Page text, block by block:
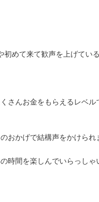
めて来て歓声を上げてい
さんお金をもらえるレベル
おかげで結構声をかけられ
時間を楽しんでいらっしゃ